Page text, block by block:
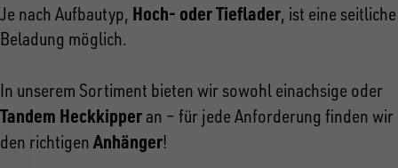
Je nach Aufbautyp, Hoch- oder Tieflader, ist eine seitliche
Beladung möglich.
In unserem Sortiment bieten wir sowohl einachsige oder
Tandem Heckkipper an – für jede Anforderung finden wir
den richtigen Anhänger!